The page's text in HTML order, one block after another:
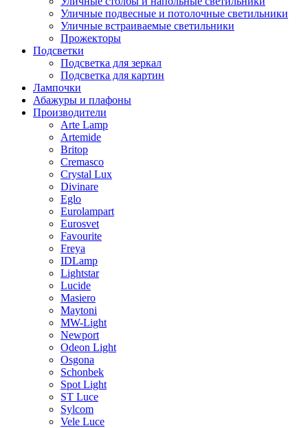
Уличные подвесные и потолочные светильники
Уличные встраиваемые светильники
Прожекторы
Подсветки
Подсветка для зеркал
Подсветка для картин
Лампочки
Абажуры и плафоны
Производители
Arte Lamp
Artemide
Britop
Cremasco
Crystal Lux
Divinare
Eglo
Eurolampart
Eurosvet
Favourite
Freya
IDLamp
Lightstar
Lucide
Masiero
Maytoni
MW-Light
Newport
Odeon Light
Osgona
Schonbek
Spot Light
ST Luce
Sylcom
Vele Luce